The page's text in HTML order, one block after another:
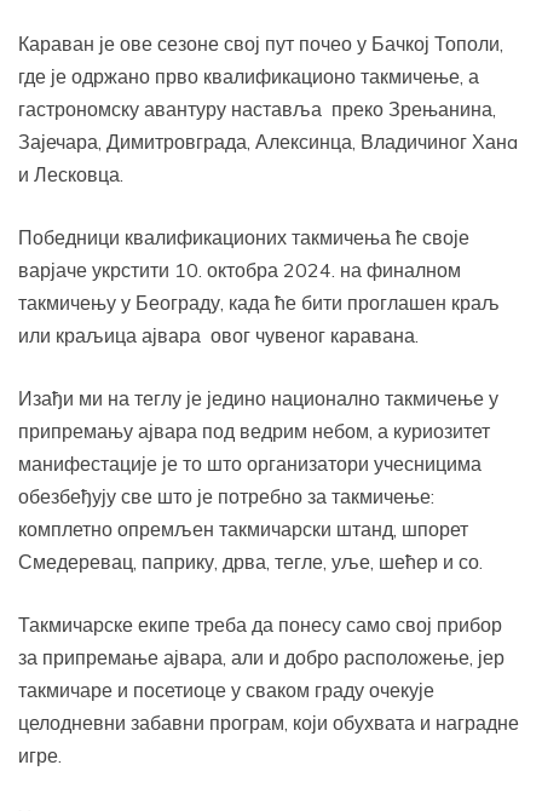
Караван је ове сезоне свој пут почео у Бачкој Тополи,
где је одржано прво квалификационо такмичење, а
гастрономску авантуру наставља преко Зрењанина,
Зајечара, Димитровграда, Алексинца, Владичиног Ханa
и Лесковца.
Победници квалификационих такмичења ће своје
варјаче укрстити 10. октобра 2024. на финалном
такмичењу у Београду, када ће бити проглашен краљ
или краљица ајвара овог чувеног каравана.
Изађи ми на теглу је једино национално такмичење у
припремању ајвара под ведрим небом, а куриозитет
манифестације је то што организатори учесницима
обезбеђују све што је потребно за такмичење:
комплетно опремљен такмичарски штанд, шпорет
Смедеревац, паприку, дрва, тегле, уље, шећер и со.
Такмичарске екипе треба да понесу само свој прибор
за припремање ајвара, али и добро расположење, јер
такмичаре и посетиоце у сваком граду очекује
целодневни забавни програм, који обухвата и наградне
игре.